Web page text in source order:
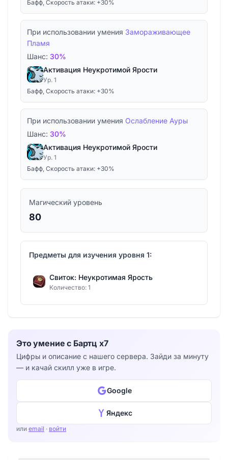
Бафф, Скорость атаки: +30%
При использовании умения Замораживающее
Пламя
Шанс: 30%
Активация Неукротимой Ярости
Ур. 1
Бафф, Скорость атаки: +30%
При использовании умения Ослабление Ауры
Шанс: 30%
Активация Неукротимой Ярости
Ур. 1
Бафф, Скорость атаки: +30%
Магический уровень
80
Предметы для изучения уровня 1:
Свиток: Неукротимая Ярость
Количество: 1
Это умение с Бартц x7
Цифры и описание с нашего сервера. Зайди за минуту
— и качай скилл уже в игре.
Google
Яндекс
или email · войти